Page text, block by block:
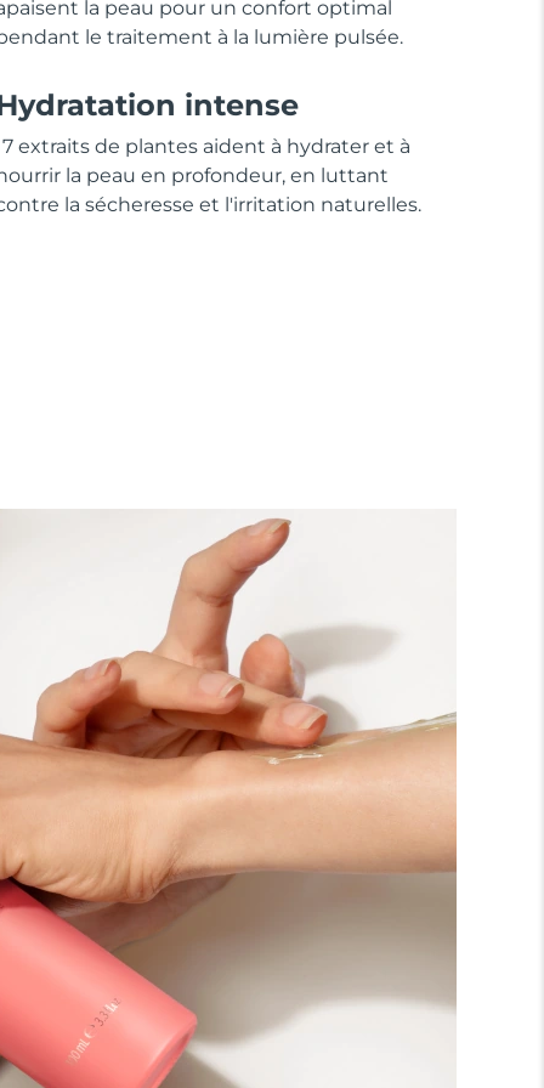
la peau pour un confort optimal
le traitement à la lumière pulsée.
intense
extraits de plantes aident à hydrater et à
la peau en profondeur, en luttant
la sécheresse et l'irritation naturelles.